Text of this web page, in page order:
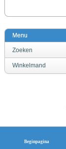
Menu
Zoeken
Winkelmand
Beginpagina